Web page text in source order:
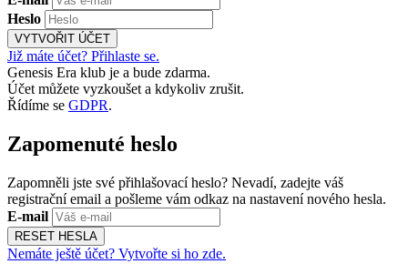
Heslo
VYTVOŘIT ÚČET
Již máte účet? Přihlaste se.
Genesis Era klub je a bude zdarma.
Účet můžete vyzkoušet a kdykoliv zrušit.
Řídíme se GDPR.
Zapomenuté heslo
Zapomněli jste své přihlašovací heslo? Nevadí, zadejte váš
registrační email a pošleme vám odkaz na nastavení nového hesla.
E-mail
RESET HESLA
Nemáte ještě účet? Vytvořte si ho zde.